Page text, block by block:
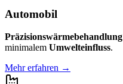
Automobil
Präzisionswärmebehandlung
minimalem Umwelteinfluss.
Mehr erfahren →